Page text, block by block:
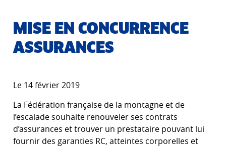
MISE EN CONCURRENCE
ASSURANCES
Le 14 février 2019
La Fédération française de la montagne et de
l’escalade souhaite renouveler ses contrats
d’assurances et trouver un prestataire pouvant lui
fournir des garanties RC, atteintes corporelles et